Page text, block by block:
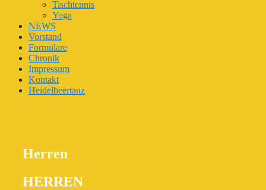
Tischtennis
Yoga
NEWS
Vorstand
Formulare
Chronik
Impressum
Kontakt
Heidelbeertanz
Herren
HERREN